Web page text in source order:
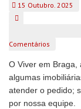
15 Outubro. 2025
Comentários
O Viver em Braga,
algumas
atender o pedido;
por nossa equipe.